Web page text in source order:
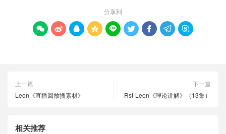
分享到
        
上一篇
Leon《直播回放播素材》
下一篇
Rst-Leon《理论讲解》（13集）
相关推荐